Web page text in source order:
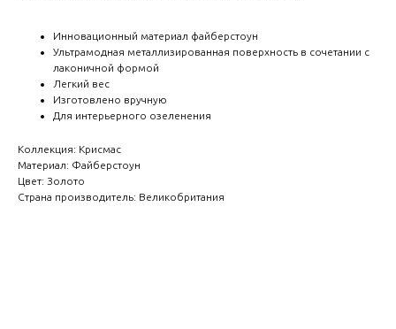
Инновационный материал файберстоун
Ультрамодная металлизированная поверхность в сочетании с
лаконичной формой
Легкий вес
Изготовлено вручную
Для интерьерного озеленения
Коллекция: Крисмас
Материал: Файберстоун
Цвет: Золото
Страна производитель: Великобритания